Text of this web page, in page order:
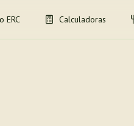
ERC Calculadoras